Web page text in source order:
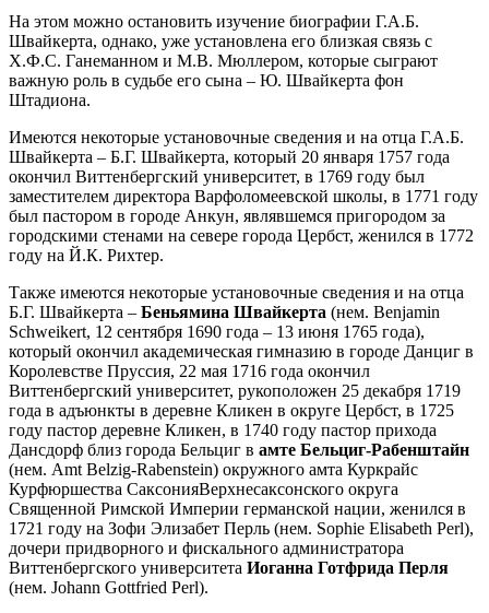
На этом можно остановить изучение биографии Г.А.Б.
Швайкерта, однако, уже установлена его близкая связь с
Х.Ф.С. Ганеманном и М.В. Мюллером, которые сыграют
важную роль в судьбе его сына – Ю. Швайкерта фон
Штадиона.
Имеются некоторые установочные сведения и на отца Г.А.Б.
Швайкерта – Б.Г. Швайкерта, который 20 января 1757 года
окончил Виттенбергский университет, в 1769 году был
заместителем директора Варфоломеевской школы, в 1771 году
был пастором в городе Анкун, являвшемся пригородом за
городскими стенами на севере города Цербст, женился в 1772
году на Й.К. Рихтер.
Также имеются некоторые установочные сведения и на отца
Б.Г. Швайкерта – Беньямина Швайкерта (нем. Benjamin
Schweikert, 12 сентября 1690 года – 13 июня 1765 года),
который окончил академическая гимназию в городе Данциг в
Королевстве Пруссия, 22 мая 1716 года окончил
Виттенбергский университет, рукоположен 25 декабря 1719
года в адъюнкты в деревне Кликен в округе Цербст, в 1725
году пастор деревне Кликен, в 1740 году пастор прихода
Дансдорф близ города Бельциг в амте Бельциг-Рабенштайн
(нем. Amt Belzig-Rabenstein) окружного амта Куркрайс
Курфюршества СаксонияВерхнесаксонского округа
Священной Римской Империи германской нации, женился в
1721 году на Зофи Элизабет Перль (нем. Sophie Elisabeth Perl),
дочери придворного и фискального администратора
Виттенбергского университета Иоганна Готфрида Перля
(нем. Johann Gottfried Perl).